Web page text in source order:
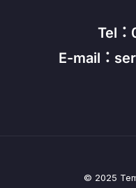
Tel：
E-mail：
© 2025